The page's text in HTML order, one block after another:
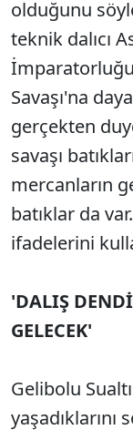
olduğunu
teknik dalıcı
Savaşı'na
gerçekten
savaşı
mercanların
batıklar da
ifadelerini
'DALIŞ
GELECEK'
Gelibolu
yaşadıklarını